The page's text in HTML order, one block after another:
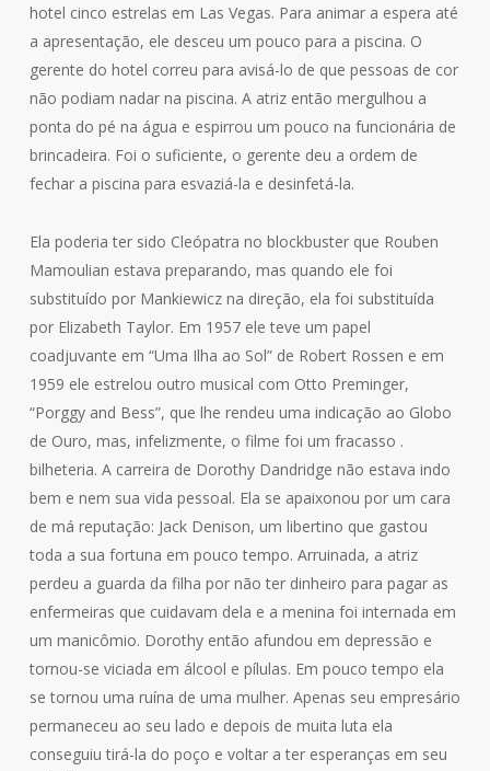
hotel cinco estrelas em Las Vegas. Para animar a espera até
a apresentação, ele desceu um pouco para a piscina. O
gerente do hotel correu para avisá-lo de que pessoas de cor
não podiam nadar na piscina. A atriz então mergulhou a
ponta do pé na água e espirrou um pouco na funcionária de
brincadeira. Foi o suficiente, o gerente deu a ordem de
fechar a piscina para esvaziá-la e desinfetá-la.
Ela poderia ter sido Cleópatra no blockbuster que Rouben
Mamoulian estava preparando, mas quando ele foi
substituído por Mankiewicz na direção, ela foi substituída
por Elizabeth Taylor. Em 1957 ele teve um papel
coadjuvante em “Uma Ilha ao Sol” de Robert Rossen e em
1959 ele estrelou outro musical com Otto Preminger,
“Porggy and Bess”, que lhe rendeu uma indicação ao Globo
de Ouro, mas, infelizmente, o filme foi um fracasso .
bilheteria. A carreira de Dorothy Dandridge não estava indo
bem e nem sua vida pessoal. Ela se apaixonou por um cara
de má reputação: Jack Denison, um libertino que gastou
toda a sua fortuna em pouco tempo. Arruinada, a atriz
perdeu a guarda da filha por não ter dinheiro para pagar as
enfermeiras que cuidavam dela e a menina foi internada em
um manicômio. Dorothy então afundou em depressão e
tornou-se viciada em álcool e pílulas. Em pouco tempo ela
se tornou uma ruína de uma mulher. Apenas seu empresário
permaneceu ao seu lado e depois de muita luta ela
conseguiu tirá-la do poço e voltar a ter esperanças em seu